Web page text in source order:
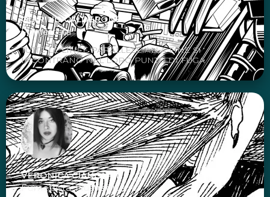
QUIRINO CALDERONE
Fumettista
TUTTE LE LINEE PARALLELE ALLA FINE SI
INCONTRANO NEL LORO PUNTO DI FUGA
VERONICA CIANCARINI
Fumettista, Illustratrice